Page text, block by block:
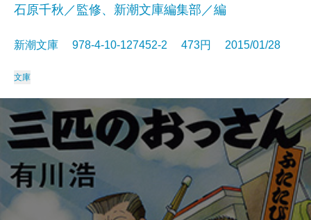
石原千秋／監修、新潮文庫編集部／編
新潮文庫 978-4-10-127452-2 473円 2015/01/28
文庫